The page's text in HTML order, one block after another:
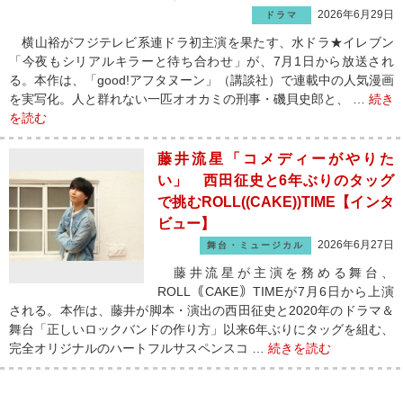
ドラマ 2026年6月29日
横山裕がフジテレビ系連ドラ初主演を果たす、水ドラ★イレブン
「今夜もシリアルキラーと待ち合わせ」が、7月1日から放送され
る。本作は、「good!アフタヌーン」（講談社）で連載中の人気漫画
を実写化。人と群れない一匹オオカミの刑事・磯貝史郎と、 … 続き
を読む
藤井流星「コメディーがやりた
い」 西田征史と6年ぶりのタッグ
で挑むROLL((CAKE))TIME【インタ
ビュー】
舞台・ミュージカル 2026年6月27日
藤井流星が主演を務める舞台、
ROLL｟CAKE｠TIMEが7月6日から上演
される。本作は、藤井が脚本・演出の西田征史と2020年のドラマ＆
舞台「正しいロックバンドの作り方」以来6年ぶりにタッグを組む、
完全オリジナルのハートフルサスペンスコ … 続きを読む